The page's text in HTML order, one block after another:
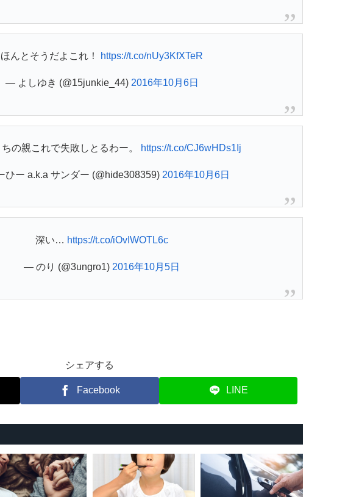
ほんとそうだよこれ！ https://t.co/nUy3KfXTeR
— よしゆき (@15junkie_44) 2016年10月6日
の親これで失敗しとるわー。 https://t.co/CJ6wHDs1Ij
ー a.k.a サンダー (@hide308359) 2016年10月6日
深い… https://t.co/iOvIWOTL6c
— のり (@3ungro1) 2016年10月5日
シェアする
Facebook LINE